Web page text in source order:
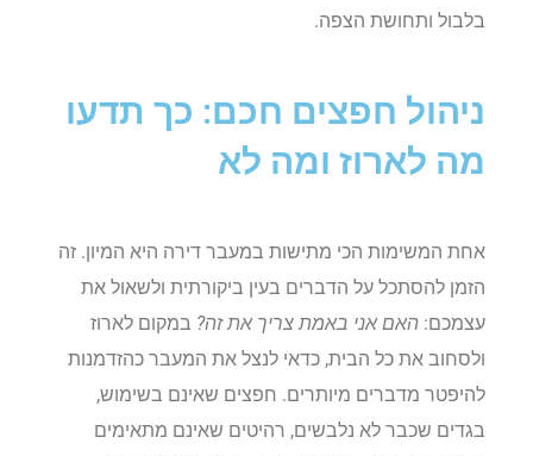
בלבול ותחושת הצפה.
ניהול חפצים חכם: כך תדעו
מה לארוז ומה לא
אחת המשימות הכי מתישות במעבר דירה היא המיון. זה
הזמן להסתכל על הדברים בעין ביקורתית ולשאול את
עצמכם: האם אני באמת צריך את זה? במקום לארוז
ולסחוב את כל הבית, כדאי לנצל את המעבר כהזדמנות
להיפטר מדברים מיותרים. חפצים שאינם בשימוש,
בגדים שכבר לא נלבשים, רהיטים שאינם מתאימים